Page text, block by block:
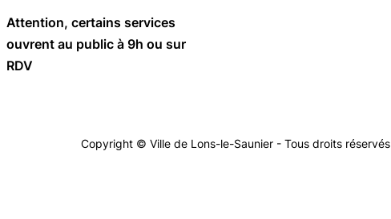
Attention, certains services
ouvrent au public à 9h ou sur
RDV
Copyright © Ville de Lons-le-Saunier - Tous droits réservés